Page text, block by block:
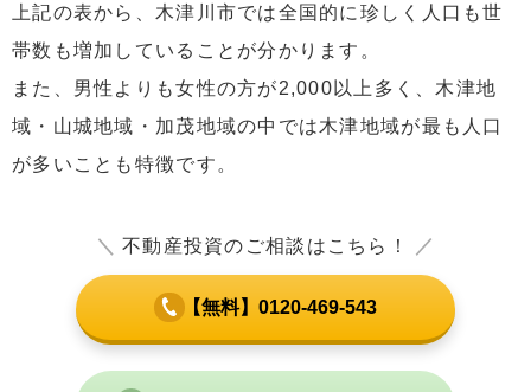
上記の表から、木津川市では全国的に珍しく人口も世
帯数も増加していることが分かります。
また、男性よりも女性の方が2,000以上多く、木津地
域・山城地域・加茂地域の中では木津地域が最も人口
が多いことも特徴です。
＼ 不動産投資のご相談はこちら！ ／
【無料】0120-469-543